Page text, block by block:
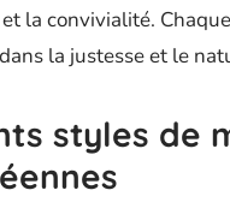
la convivialité.
la justesse et le
styles de